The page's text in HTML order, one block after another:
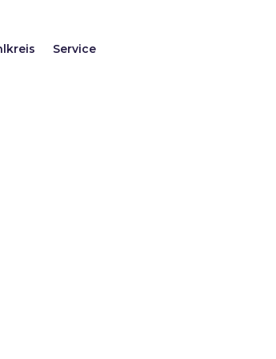
Service